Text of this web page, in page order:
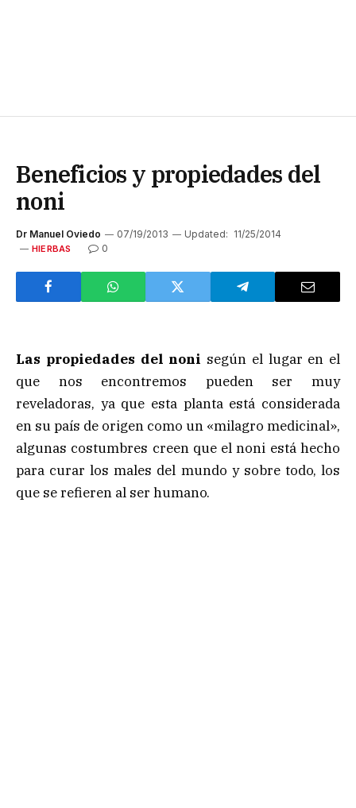
Beneficios y propiedades del
noni
Dr Manuel Oviedo 07/19/2013 Updated: 11/25/2014
HIERBAS 0
Las propiedades del noni según el lugar en el
que nos encontremos pueden ser muy
reveladoras, ya que esta planta está considerada
en su país de origen como un «milagro medicinal»,
algunas costumbres creen que el noni está hecho
para curar los males del mundo y sobre todo, los
que se refieren al ser humano.